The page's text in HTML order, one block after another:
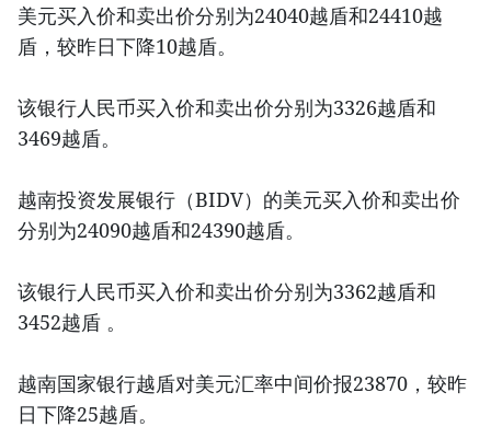
美元买入价和卖出价分别为24040越盾和24410越
盾，较昨日下降10越盾。
该银行人民币买入价和卖出价分别为3326越盾和
3469越盾。
越南投资发展银行（BIDV）的美元买入价和卖出价
分别为24090越盾和24390越盾。
该银行人民币买入价和卖出价分别为3362越盾和
3452越盾 。
越南国家银行越盾对美元汇率中间价报23870，较昨
日下降25越盾。